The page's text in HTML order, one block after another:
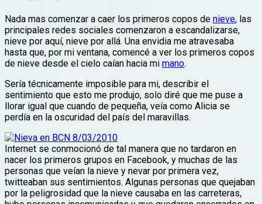
Nada mas comenzar a caer los primeros copos de nieve, las
principales redes sociales comenzaron a escandalizarse,
nieve por aquí, nieve por allá. Una envidia me atravesaba
hasta que, por mi ventana, comencé a ver los primeros copos
de nieve desde el cielo caían hacia mi mano.
Sería técnicamente imposible para mi, describir el
sentimiento que esto me produjo, solo diré que me puse a
llorar igual que cuando de pequeña, veía como Alicia se
perdía en la oscuridad del país del maravillas.
Internet se conmocionó de tal manera que no tardaron en
nacer los primeros grupos en Facebook, y muchas de las
personas que veían la nieve y nevar por primera vez,
twitteaban sus sentimientos. Algunas personas que quejaban
por la peligrosidad que la nieve causaba en las carreteras,